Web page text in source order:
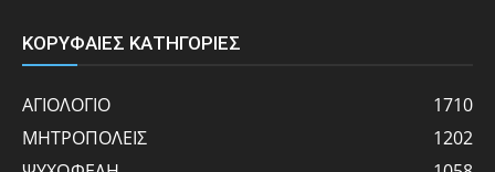
ΚΟΡΥΦΑΙΕΣ ΚΑΤΗΓΟΡΙΕΣ
ΑΓΙΟΛΟΓΙΟ
1710
ΜΗΤΡΟΠΟΛΕΙΣ
1202